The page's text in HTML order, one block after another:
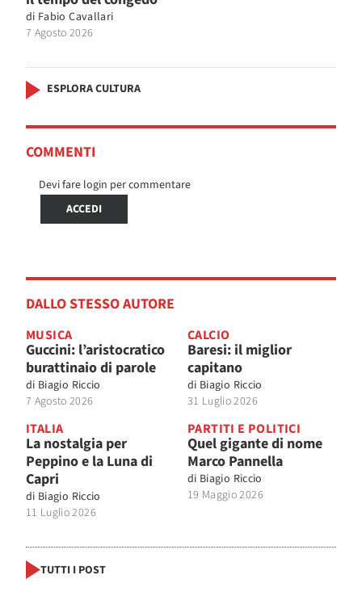
di Fabio Cavallari
7 Agosto 2026
ESPLORA CULTURA
COMMENTI
Devi fare login per commentare
ACCEDI
DALLO STESSO AUTORE
MUSICA
Guccini: l’aristocratico
burattinaio di parole
di Biagio Riccio
7 Agosto 2026
CALCIO
Baresi: il miglior
capitano
di Biagio Riccio
31 Luglio 2026
ITALIA
La nostalgia per
Peppino e la Luna di
Capri
di Biagio Riccio
11 Luglio 2026
PARTITI E POLITICI
Quel gigante di nome
Marco Pannella
di Biagio Riccio
19 Maggio 2026
TUTTI I POST